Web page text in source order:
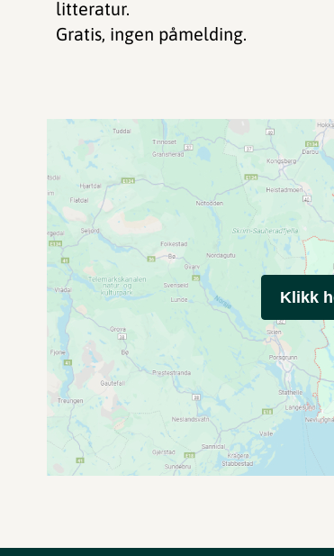
litteratur.
Gratis, ingen påmelding.
Klikk